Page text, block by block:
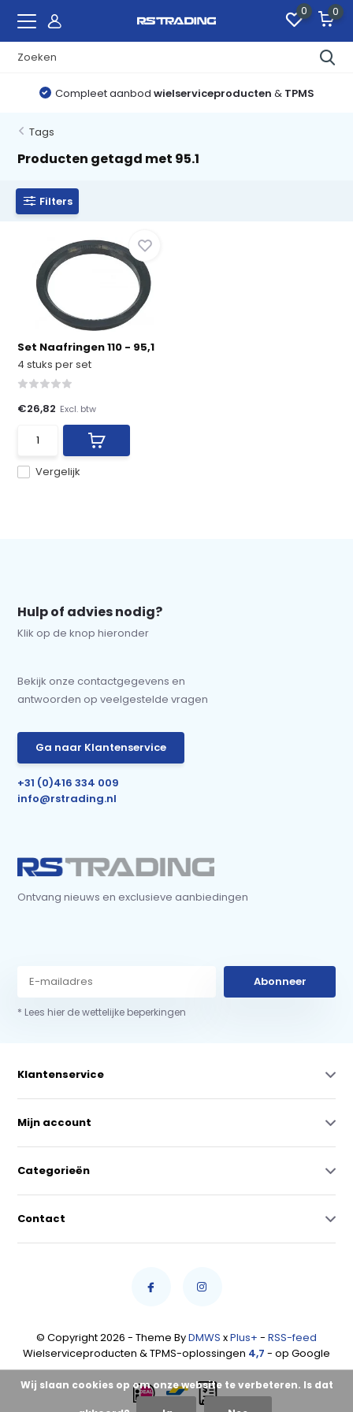
0 0
Compleet aanbod wielserviceproducten & TPMS
Tags
Producten getagd met 95.1
Filters
Set Naafringen 110 - 95,1
4 stuks per set
Vergelijk
€26,82 Excl. btw
Hulp of advies nodig?
Klik op de knop hieronder
Bekijk onze contactgegevens en
antwoorden op veelgestelde vragen
Ga naar Klantenservice
+31 (0)416 334 009
info@rstrading.nl
Ontvang nieuws en exclusieve aanbiedingen
Abonneer
* Lees hier de wettelijke beperkingen
Klantenservice
Mijn account
Categorieën
Contact
© Copyright 2026 - Theme ByDMWS xPlus+ - RSS-feed
Wielserviceproducten & TPMS-oplossingen 4,7 - op Google
Wij slaan cookies op om onze website te verbeteren. Is dat